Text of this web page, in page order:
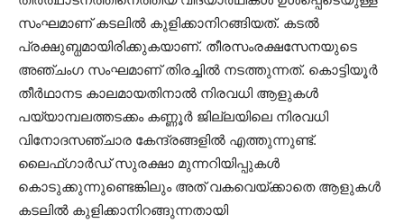
സംഘമാണ് കടലിൽ കുളിക്കാനിറങ്ങിയത്. കടൽ
പ്രക്ഷുബ്ധമായിരിക്കുകയാണ്. തീരസംരക്ഷസേനയുടെ
അഞ്ചംഗ സംഘമാണ് തിരച്ചിൽ നടത്തുന്നത്. കൊട്ടിയൂർ
തീർഥാനട കാലമായതിനാൽ നിരവധി ആളുകൾ
പയ്യാമ്പലത്തടക്കം കണ്ണൂർ ജില്ലയിലെ നിരവധി
വിനോദസഞ്ചാര കേന്ദ്രങ്ങളിൽ എത്തുന്നുണ്ട്.
ലൈഫ്ഗാർഡ് സുരക്ഷാ മുന്നറിയിപ്പുകൾ
കൊടുക്കുന്നുണ്ടെങ്കിലും അത് വകവെയ്ക്കാതെ ആളുകൾ
കടലിൽ കുളിക്കാനിറങ്ങുന്നതായി